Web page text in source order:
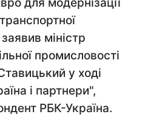
міністр
промисловості
у ході
і партнери",
РБК-Україна.